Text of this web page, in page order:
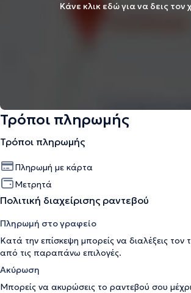
Κάνε κλικ εδώ για να δεις τον
Τρόποι πληρωμής
Τρόποι πληρωμής
Πληρωμή με κάρτα
Μετρητά
Πολιτική διαχείρισης ραντεβού
Πληρωμή στο γραφείο
Κατά την επίσκεψη μπορείς να διαλέξεις
από τις παραπάνω επιλογές.
Ακύρωση
Μπορείς να ακυρώσεις το ραντεβού σου